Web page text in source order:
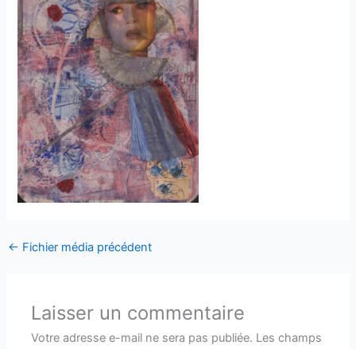
← Fichier média précédent
Laisser un commentaire
Votre adresse e-mail ne sera pas publiée. Les champs